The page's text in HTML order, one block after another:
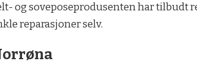
og soveposeprodusenten har tilbudt
reparasjoner selv.